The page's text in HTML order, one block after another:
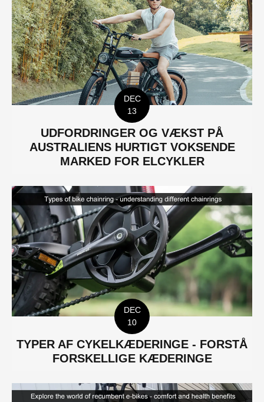
DEC
13
UDFORDRINGER OG VÆKST PÅ
AUSTRALIENS HURTIGT VOKSENDE
MARKED FOR ELCYKLER
DEC
10
TYPER AF CYKELKÆDERINGE - FORSTÅ
FORSKELLIGE KÆDERINGE